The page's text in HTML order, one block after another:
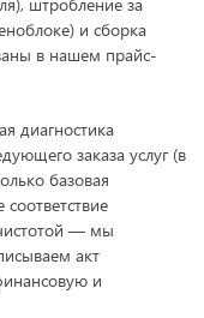
и сборка
в нашем прайс-
диагностика
заказа услуг (в
базовая
— мы
акт
и